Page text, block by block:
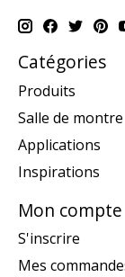
Catégories
Produits
Salle de montre
Applications
Inspirations
Mon compte
S'inscrire
Mes